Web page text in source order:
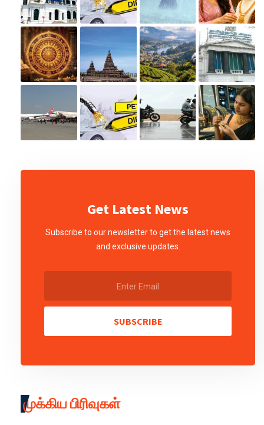
Get Latest News
Subscribe to our newsletter to get the latest news
and exclusive updates.
SUBSCRIBE
முக்கிய பிரிவுகள்